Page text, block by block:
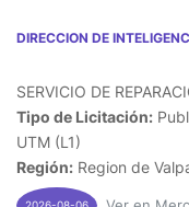
DIRECCION DE
SERVICIO DE
Tipo de Licitación:
UTM (L1)
Región: Region de